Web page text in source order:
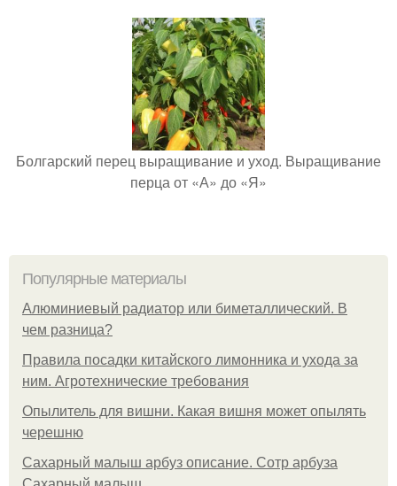
Болгарский перец выращивание и уход. Выращивание
перца от «А» до «Я»
Популярные материалы
Алюминиевый радиатор или биметаллический. В
чем разница?
Правила посадки китайского лимонника и ухода за
ним. Агротехнические требования
Опылитель для вишни. Какая вишня может опылять
черешню
Сахарный малыш арбуз описание. Сотр арбуза